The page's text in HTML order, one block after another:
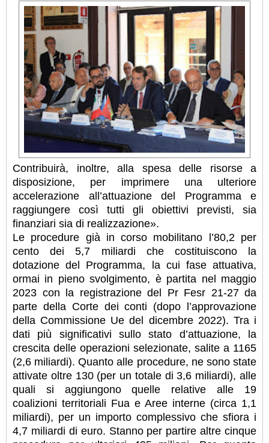
Contribuirà, inoltre, alla spesa delle risorse a
disposizione, per imprimere una ulteriore
accelerazione all’attuazione del Programma e
raggiungere così tutti gli obiettivi previsti, sia
finanziari sia di realizzazione».
Le procedure già in corso mobilitano l’80,2 per
cento dei 5,7 miliardi che costituiscono la
dotazione del Programma, la cui fase attuativa,
ormai in pieno svolgimento, è partita nel maggio
2023 con la registrazione del Pr Fesr 21-27 da
parte della Corte dei conti (dopo l’approvazione
della Commissione Ue del dicembre 2022). Tra i
dati più significativi sullo stato d’attuazione, la
crescita delle operazioni selezionate, salite a 1165
(2,6 miliardi). Quanto alle procedure, ne sono state
attivate oltre 130 (per un totale di 3,6 miliardi), alle
quali si aggiungono quelle relative alle 19
coalizioni territoriali Fua e Aree interne (circa 1,1
miliardi), per un importo complessivo che sfiora i
4,7 miliardi di euro. Stanno per partire altre cinque